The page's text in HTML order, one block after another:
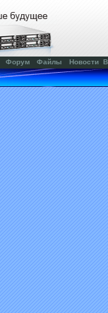
Форум Файлы Новости